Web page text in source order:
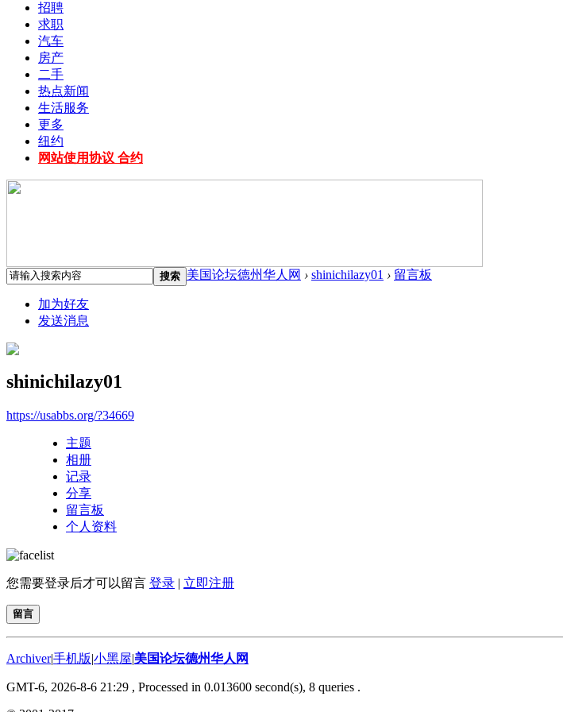
招聘
求职
汽车
房产
二手
热点新闻
生活服务
更多
纽约
网站使用协议 合约
搜索 美国论坛德州华人网 › shinichilazy01 › 留言板
加为好友
发送消息
shinichilazy01
https://usabbs.org/?34669
主题
相册
记录
分享
留言板
个人资料
您需要登录后才可以留言 登录 | 立即注册
留言
Archiver|手机版|小黑屋|美国论坛德州华人网
GMT-6, 2026-8-6 21:29 , Processed in 0.013600 second(s), 8 queries .